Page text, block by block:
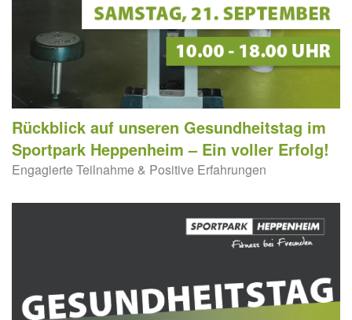
Rückblick auf unseren Gesundheitstag im
Sportpark Heppenheim – Ein voller Erfolg!
Engagierte Teilnahme & Positive Erfahrungen